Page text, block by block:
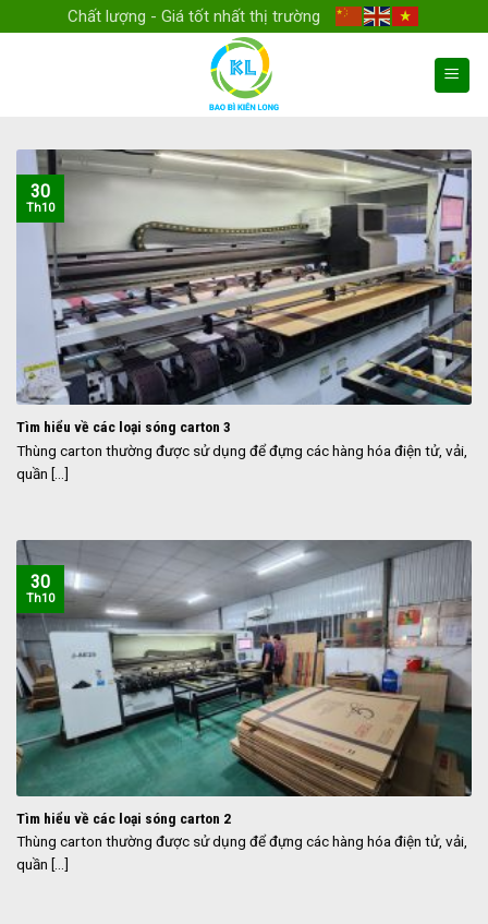
to
Chất lượng - Giá tốt nhất thị trường
Tìm hiểu về các loại sóng carton 3
Thùng carton thường được sử dụng để đựng các hàng hóa điện tử, vải,
quần [...]
30
Th10
Tìm hiểu về các loại sóng carton 2
Thùng carton thường được sử dụng để đựng các hàng hóa điện tử, vải,
quần [...]
30
Th10